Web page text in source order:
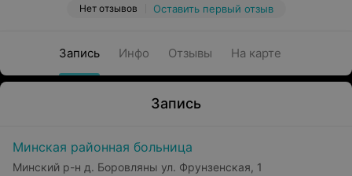
Нет отзывов Оставить первый отзыв
Запись Инфо Отзывы На карте
Запись
Минская районная больница
Минский р-н д. Боровляны ул. Фрунзенская, 1